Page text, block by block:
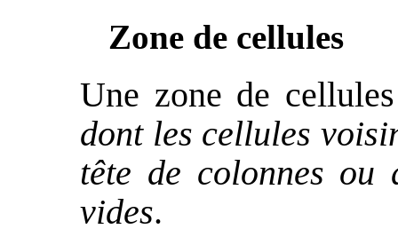
Zone de cellules
Une zone de
dont les cellules
tête de colonnes ou
vides.